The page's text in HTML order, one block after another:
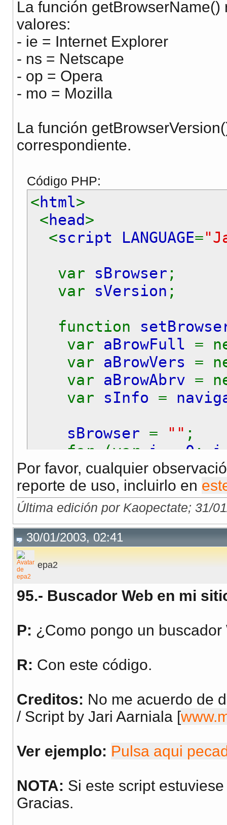
La función
valores:
- ie = Internet Explorer
- ns = Netscape
- op = Opera
- mo = Mozilla
La función
correspondiente.
Código PHP:
<html>
<head>
<script LANGUAGE=
var sBrowser ;
var sVersion ;
function
var aBrowFull =
var aBrowVers =
var aBrowAbrv =
var sInfo =
sBrowser = "" ;
for (var i 0 ;
if ((sBrowser
sBrowser=
sVersion=
}
}
}
setBrowserType();
function
}
function
returnsVersion;
</head>
<body>
Por favor, cualquier
reporte de uso, incluirlo en
Última edición por Kaopectate; 31/
30/01/2003, 02:41
epa2
95.- Buscador Web en mi
P: ¿Como pongo un
R: Con este código.
Creditos: No me acuerdo de
/ Script by Jari Aarniala [
Ver ejemplo: Pulsa aqui
NOTA: Si este script
Gracias.